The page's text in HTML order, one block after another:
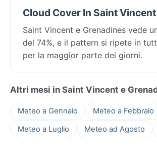
Cloud Cover In Saint
Saint Vincent e Grenadines vede
del 74%, e il pattern si ripete in
per la maggior parte dei giorni.
Altri mesi in Saint Vincent e
Meteo a Gennaio Meteo a Febbraio
Meteo a Luglio
Meteo ad Agosto